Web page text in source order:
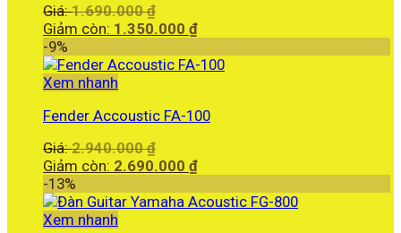
Giá:1.690.000₫
gốc
1.690.000 ₫.
Giảm còn: 1.350.000 ₫Giá
tại
-9%
Xem nhanh
Fender Accoustic FA-100
Giá:2.940.000₫
gốc
2.940.000 ₫.
Giảm còn: 2.690.000 ₫Giá
tại
-13%
Xem nhanh